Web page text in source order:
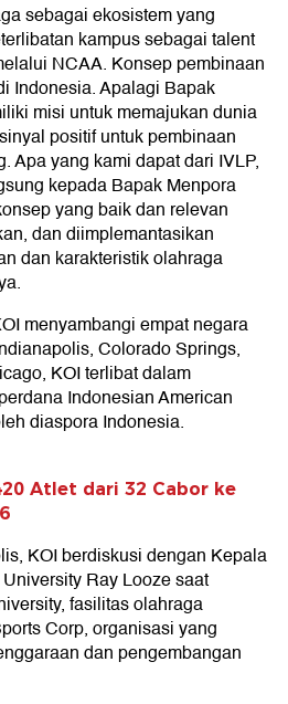
sebagai ekosistem yang
kampus sebagai talent
NCAA. Konsep pembinaan
Indonesia. Apalagi Bapak
misi untuk memajukan dunia
positif untuk pembinaan
Apa yang kami dapat dari IVLP,
kepada Bapak Menpora
yang baik dan relevan
dan diimplemantasikan
dan karakteristik olahraga
menyambangi empat negara
Colorado Springs,
KOI terlibat dalam
Indonesian American
diaspora Indonesia.
Atlet dari 32 Cabor ke
KOI berdiskusi dengan Kepala
Ray Looze saat
fasilitas olahraga
Corp, organisasi yang
dan pengembangan